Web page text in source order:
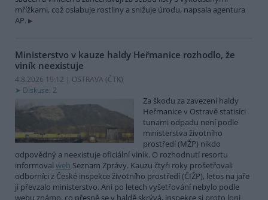
mřížkami, což oslabuje rostliny a snižuje úrodu, napsala agentura
AP.
Ministerstvo v kauze haldy Heřmanice rozhodlo, že
viník neexistuje
4.8.2026 19:12 | OSTRAVA (ČTK)
Diskuse: 2
Za škodu za zavezení haldy
Heřmanice v Ostravě statisíci
tunami odpadu není podle
ministerstva životního
prostředí (MŽP) nikdo
odpovědný a neexistuje oficiální viník. O rozhodnutí resortu
informoval web Seznam Zprávy. Kauzu čtyři roky prošetřovali
odborníci z České inspekce životního prostředí (ČIŽP), letos na jaře
ji převzalo ministerstvo. Ani po letech vyšetřování nebylo podle
webu známo, co přesně se v haldě skrývá, inspekce si proto loni